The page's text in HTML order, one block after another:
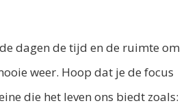
dagen de tijd en de ruimte om
weer. Hoop dat je de focus
die het leven ons biedt zoals: